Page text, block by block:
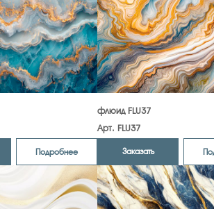
Подробнее
флюид FLU37
Арт. FLU37
Заказать